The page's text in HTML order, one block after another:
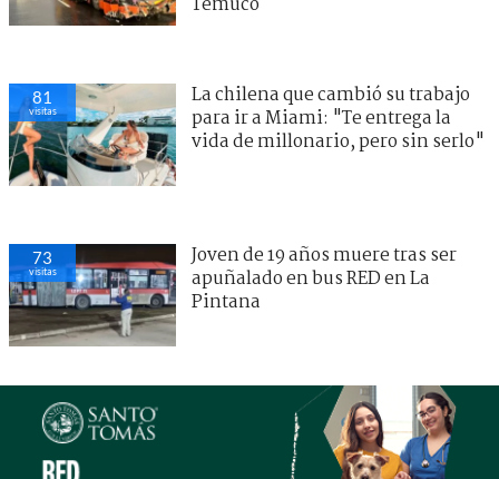
81
visitas
La chilena que cambió su trabajo
para ir a Miami: "Te entrega la
vida de millonario, pero sin serlo"
73
visitas
Joven de 19 años muere tras ser
apuñalado en bus RED en La
Pintana